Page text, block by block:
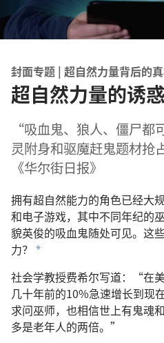
封面专题 | 超自然力量背后的
超自然力量的诱惑
“吸血鬼、狼人、僵尸都
灵附身和驱魔赶鬼题材
《华尔街日报》
拥有超自然能力的角色已经大
和电子游戏，其中不同年纪的
貌英俊的吸血鬼随处可见。这
力？
a
社会学教授费希尔写道：“在
几十年前的10%急速增长到现
求问巫师，也相信世上有鬼魂
多是老年人的两倍。”